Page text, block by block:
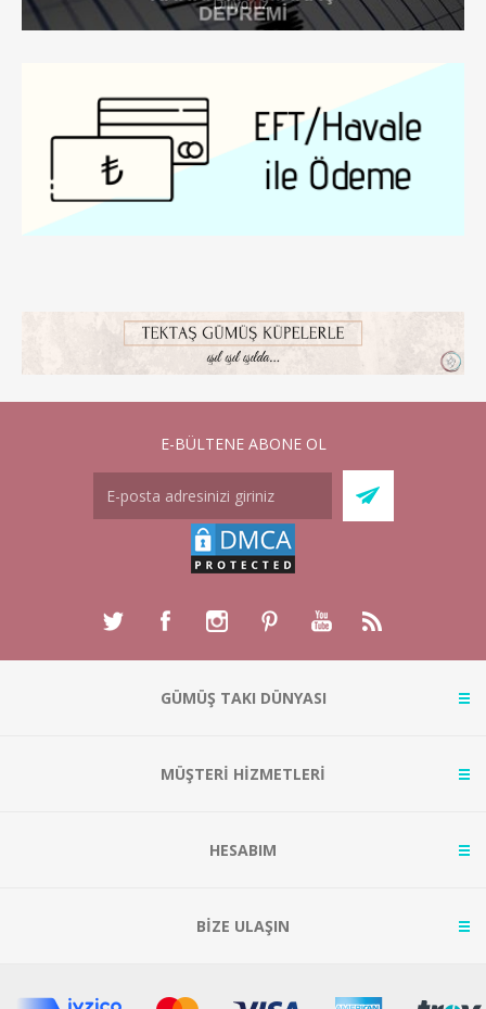
E-BÜLTENE ABONE OL
GÜMÜŞ TAKI DÜNYASI
MÜŞTERİ HİZMETLERİ
HESABIM
BİZE ULAŞIN